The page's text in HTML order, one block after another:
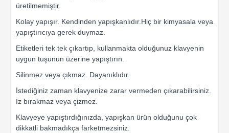
üretilmemiştir.
Kolay yapışır. Kendinden yapışkanlıdır.Hiç bir kimyasala veya
yapıştırıcıya gerek duymaz.
Etiketleri tek tek çıkartıp, kullanmakta olduğunuz klavyenin
uygun tuşunun üzerine yapıştırın.
Silinmez veya çıkmaz. Dayanıklıdır.
İstediğiniz zaman klavyenize zarar vermeden çıkarabilirsiniz.
İz bırakmaz veya çizmez.
Klavyeye yapıştırdığınızda, yapışkan ürün olduğunu çok
dikkatli bakmadıkça farketmezsiniz.